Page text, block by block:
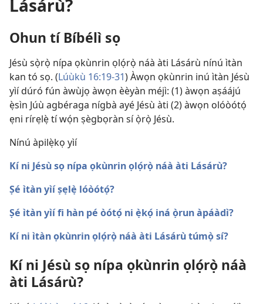
Lásárù?
Ohun tí Bíbélì sọ
Jésù sọ̀rọ̀ nípa ọkùnrin ọlọ́rọ̀ náà àti Lásárù nínú ìtàn
kan tó sọ. (Lúùkù 16:19-31) Àwọn ọkùnrin inú ìtàn Jésù
yìí dúró fún àwùjọ àwọn èèyàn méjì: (1) àwọn aṣáájú
ẹ̀sìn Júù agbéraga nígbà ayé Jésù àti (2) àwọn olóòótọ́
ẹni rírẹlẹ̀ tí wọ́n ṣègbọràn sí ọ̀rọ̀ Jésù.
Nínú àpilẹ̀kọ yìí
Kí ni Jésù sọ nípa ọkùnrin ọlọ́rọ̀ náà àti Lásárù?
Ṣé ìtàn yìí ṣẹlẹ̀ lóòótọ́?
Ṣé ìtàn yìí fi hàn pé òótọ́ ni ẹ̀kọ́ iná ọ̀run àpáàdì?
Kí ni ìtàn ọkùnrin ọlọ́rọ̀ náà àti Lásárù túmọ̀ sí?
Kí ni Jésù sọ nípa ọkùnrin ọlọ́rọ̀ náà
àti Lásárù?